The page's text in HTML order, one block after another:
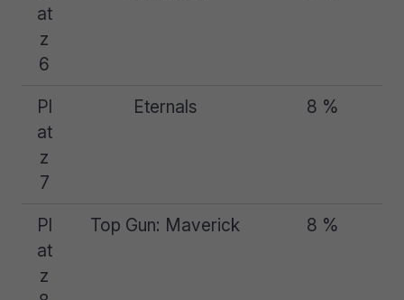
at
z
6
Pl
at
z
7
Eternals 8 %
Pl
at
z
Top Gun: Maverick 8 %